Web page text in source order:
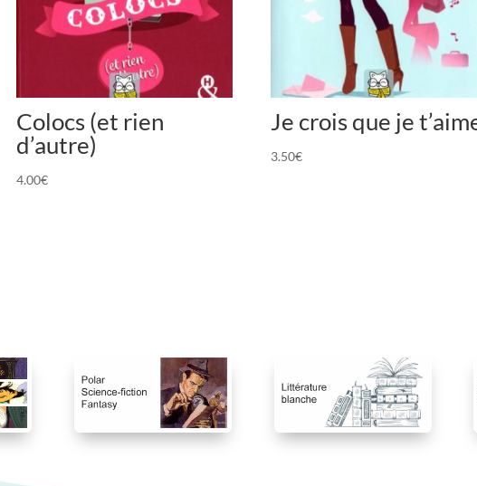
Colocs (et rien
d’autre)
4.00€
Je crois que je
3.50€